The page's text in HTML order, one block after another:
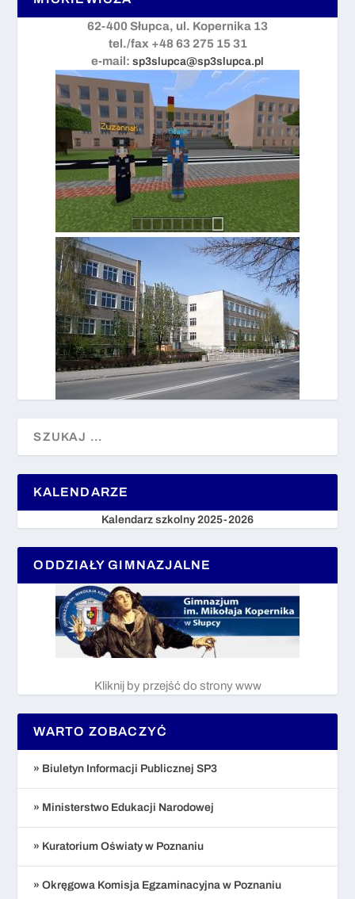
62-400 Słupca, ul. Kopernika 13
tel./fax +48 63 275 15 31
e-mail: sp3slupca@sp3slupca.pl
KALENDARZE
Kalendarz szkolny 2025-2026
ODDZIAŁY GIMNAZJALNE
Kliknij by przejść do strony www
WARTO ZOBACZYĆ
» Biuletyn Informacji Publicznej SP3
» Ministerstwo Edukacji Narodowej
» Kuratorium Oświaty w Poznaniu
» Okręgowa Komisja Egzaminacyjna w Poznaniu